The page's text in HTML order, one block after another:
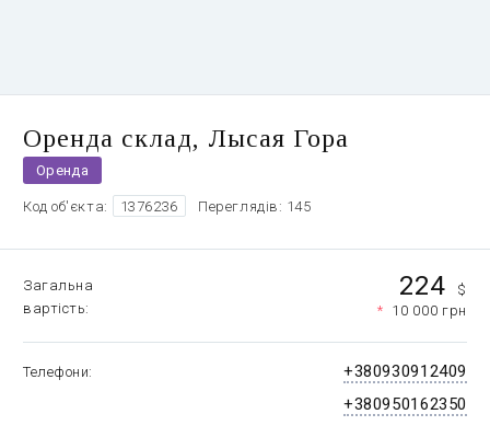
Оренда склад, Лысая Гора
Оренда
Код об'єкта: 1376236 Переглядів: 145
Загальна
вартість
224
$
* 10 000 грн
Телефони
+380930912409
+380950162350